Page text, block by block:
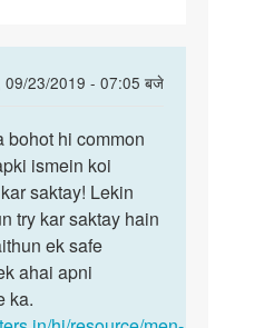
09/23/2019 - 07:05 बजे
bohot hi common
ismein koi
saktay! Lekin
try kar saktay hain
ek safe
ahai apni
ka.